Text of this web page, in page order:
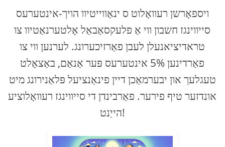
ויספאָרשן רעוואָלוט ס ינאַווייטיוו הויך-אינטערעס
סייווינגז חשבון ווי אַ פלעקסאַבאַל אָלטערנאַטיוו צו
טראדיציאנעלן לעבן פאַרזיכערונג. לערנען ווי צו
פאַרדינען 5% אינטערעס פּער אַנאַם, באַצאָלט
טעגלעך און יבערמאַכן דיין פינאַנציעל פּלאַנירונג מיט
אונדזער טיף פירער. פאַרבינדן די סייווינגז רעוואָלוציע
הייַנט!